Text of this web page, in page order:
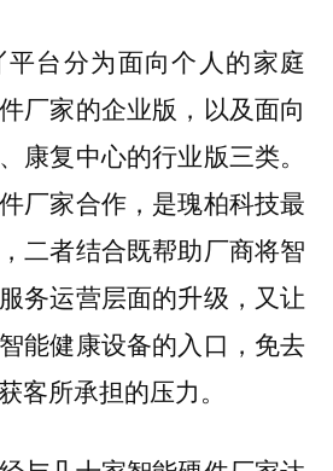
台分为面向个人的家庭
厂家的企业版，以及面向
康复中心的行业版三类。
厂家合作，是瑰柏科技最
二者结合既帮助厂商将智
务运营层面的升级，又让
能健康设备的入口，免去
客所承担的压力。